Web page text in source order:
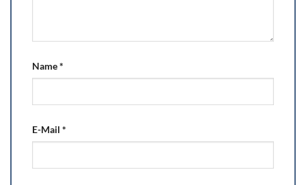
Name*
E-Mail *